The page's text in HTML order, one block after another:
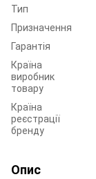
Тип
Призначення
Гарантія
Країна
виробник
товару
Країна
реєстрації
бренду
Опис